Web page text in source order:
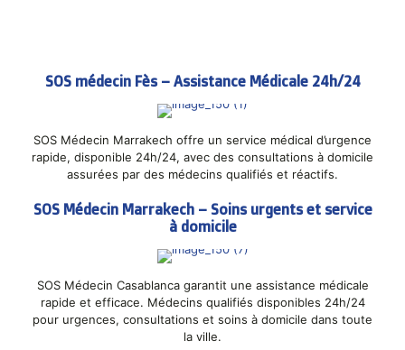
SOS médecin Fès – Assistance Médicale 24h/24
SOS Médecin Marrakech offre un service médical d’urgence
rapide, disponible 24h/24, avec des consultations à domicile
assurées par des médecins qualifiés et réactifs.
SOS Médecin Marrakech – Soins urgents et service
à domicile
SOS Médecin Casablanca garantit une assistance médicale
rapide et efficace. Médecins qualifiés disponibles 24h/24
pour urgences, consultations et soins à domicile dans toute
la ville.